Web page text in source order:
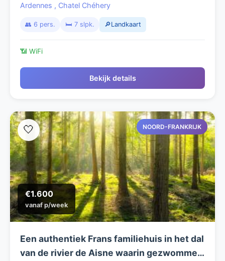
Ardennes , Chatel Chéhery
👥 6 pers. 🛏️ 7 slpk. 🔎Landkaart
📶 WiFi
Bekijk details
NOORD-FRANKRIJK
€1.600
vanaf p/week
🤍
Een authentiek Frans familiehuis in het dal
van de rivier de Aisne waarin gezwommen